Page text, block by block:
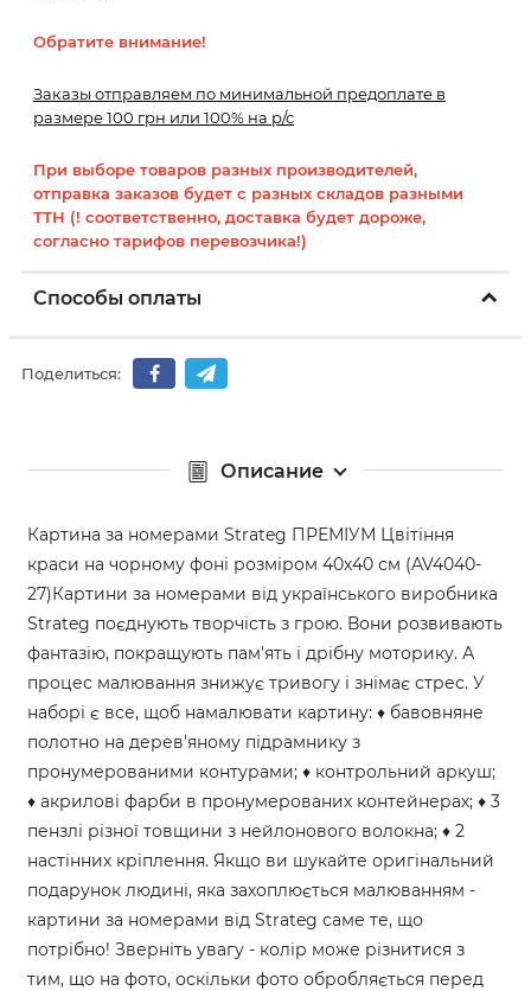
Обратите внимание!
Заказы отправляем по минимальной предоплате в
размере 100 грн или 100% на р/с
При выборе товаров разных производителей,
отправка заказов будет с разных складов разными
ТТН (! соответственно, доставка будет дороже,
согласно тарифов перевозчика!)
Способы оплаты
Поделиться:
Описание
Картина за номерами Strateg ПРЕМІУМ Цвітіння
краси на чорному фоні розміром 40х40 см (AV4040-
27)Картини за номерами від українського виробника
Strateg поєднують творчість з грою. Вони розвивають
фантазію, покращують пам'ять і дрібну моторику. А
процес малювання знижує тривогу і знімає стрес. У
наборі є все, щоб намалювати картину: ♦ бавовняне
полотно на дерев'яному підрамнику з
пронумерованими контурами; ♦ контрольний аркуш;
♦ акрилові фарби в пронумерованих контейнерах; ♦ 3
пензлі різної товщини з нейлонового волокна; ♦ 2
настінних кріплення. Якщо ви шукайте оригінальний
подарунок людині, яка захоплюється малюванням -
картини за номерами від Strateg саме те, що
потрібно! Зверніть увагу - колір може різнитися з
тим, що на фото, оскільки фото обробляється перед